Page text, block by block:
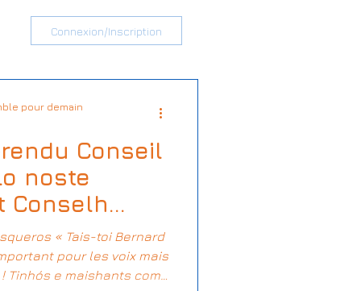
Connexion/Inscription
Conseil
noste
Conselh
« Tais-toi Bernard
pour les voix mais
Tinhós e maishants com
pour demain